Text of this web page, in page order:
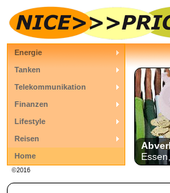
Energie
Tanken
Telekommunikation
Finanzen
Lifestyle
Reisen
Home
©2016